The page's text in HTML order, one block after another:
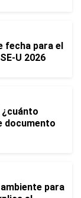
fecha para el
U 2026
¿cuánto
documento
para